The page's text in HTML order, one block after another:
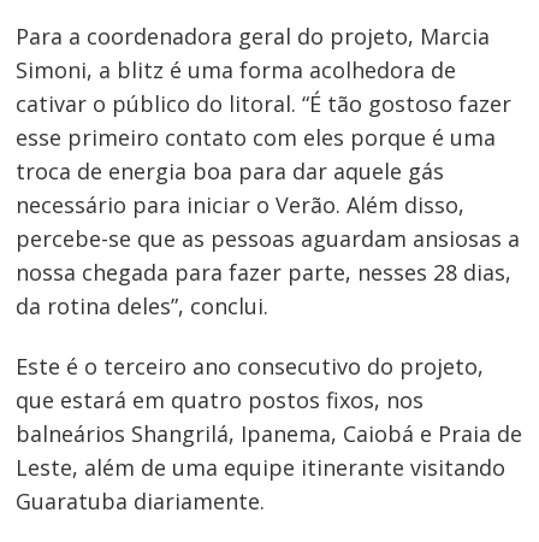
Para a coordenadora geral do projeto, Marcia
Simoni, a blitz é uma forma acolhedora de
cativar o público do litoral. “É tão gostoso fazer
esse primeiro contato com eles porque é uma
troca de energia boa para dar aquele gás
necessário para iniciar o Verão. Além disso,
percebe-se que as pessoas aguardam ansiosas a
nossa chegada para fazer parte, nesses 28 dias,
da rotina deles”, conclui.
Este é o terceiro ano consecutivo do projeto,
que estará em quatro postos fixos, nos
balneários Shangrilá, Ipanema, Caiobá e Praia de
Leste, além de uma equipe itinerante visitando
Guaratuba diariamente.
Navegação
de
Post